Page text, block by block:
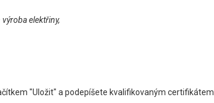
elektřiny,
"Uložit" a podepíšete kvalifikovaným certifikátem.